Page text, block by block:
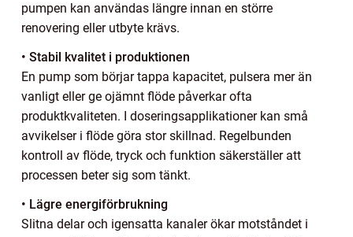
pumpen kan användas längre innan en större
renovering eller utbyte krävs.
• Stabil kvalitet i produktionen
En pump som börjar tappa kapacitet, pulsera mer än
vanligt eller ge ojämnt flöde påverkar ofta
produktkvaliteten. I doseringsapplikationer kan små
avvikelser i flöde göra stor skillnad. Regelbunden
kontroll av flöde, tryck och funktion säkerställer att
processen beter sig som tänkt.
• Lägre energiförbrukning
Slitna delar och igensatta kanaler ökar motståndet i